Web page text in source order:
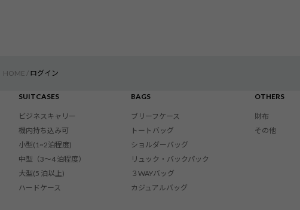
HOME ログイン
SUITCASES
ビジネスキャリー
機内持ち込み可
小型(1~2泊程度)
中型（3〜4 泊程度）
大型(5 泊以上)
ハードケース
BAGS
ブリーフケース
トートバッグ
ショルダーバッグ
リュック・バックパック
３WAYバッグ
カジュアルバッグ
OTHERS
財布
その他